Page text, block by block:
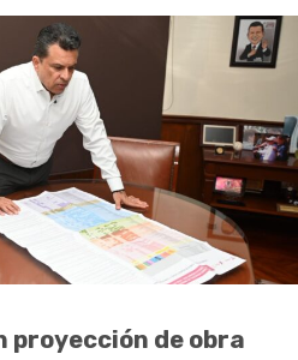
proyección de obra